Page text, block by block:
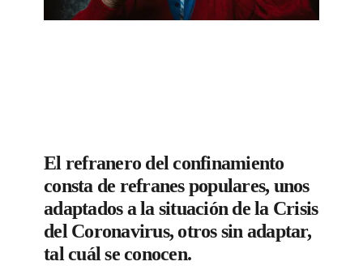
El refranero del confinamiento
consta de refranes populares, unos
adaptados a la situación de la Crisis
del Coronavirus, otros sin adaptar,
tal cuál se conocen.